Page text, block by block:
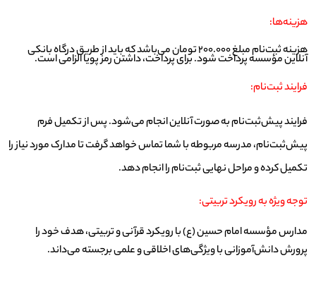
هزینه‌ها:
هزینه ثبت‌نام مبلغ 200.000 تومان می‌باشد که باید از طریق درگاه بانکی
آنلاین مؤسسه پرداخت شود. برای پرداخت، داشتن رمز پویا الزامی است.
فرایند ثبت‌نام:
فرایند پیش‌ثبت‌نام به صورت آنلاین انجام می‌شود. پس از تکمیل فرم
پیش‌ثبت‌نام، مدرسه مربوطه با شما تماس خواهد گرفت تا مدارک مورد نیاز را
تکمیل کرده و مراحل نهایی ثبت‌نام را انجام دهد.
توجه ویژه به رویکرد تربیتی:
مدارس مؤسسه امام حسین (ع) با رویکرد قرآنی و تربیتی، هدف خود را
پرورش دانش‌آموزانی با ویژگی‌های اخلاقی و علمی برجسته می‌داند.